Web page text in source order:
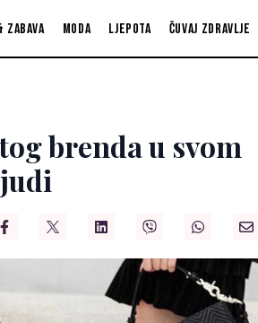
zabava Moda Ljepota Čuvaj zdravlje
brenda u svom